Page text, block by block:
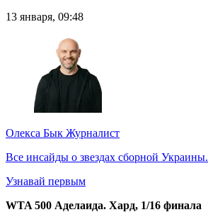
13 января, 09:48
Олекса Бык Журналист
Все инсайды о звездах сборной Украины.
Узнавай первым
WTA 500 Аделаида. Хард, 1/16 финала